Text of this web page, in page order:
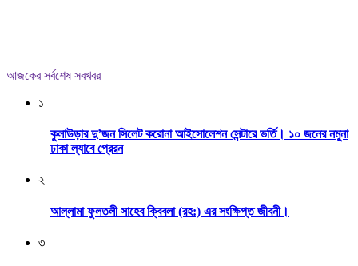
আজকের সর্বশেষ সবখবর
১
কুলাউড়ার দু’জন সিলেট করোনা আইসোলেশন সেন্টারে ভর্তি। ১০ জনের নমুনা
ঢাকা ল্যাবে প্রেরন
২
আল্লামা ফুলতলী সাহেব ক্বিবলা (রহ:) এর সংক্ষিপ্ত জীবনী।
৩